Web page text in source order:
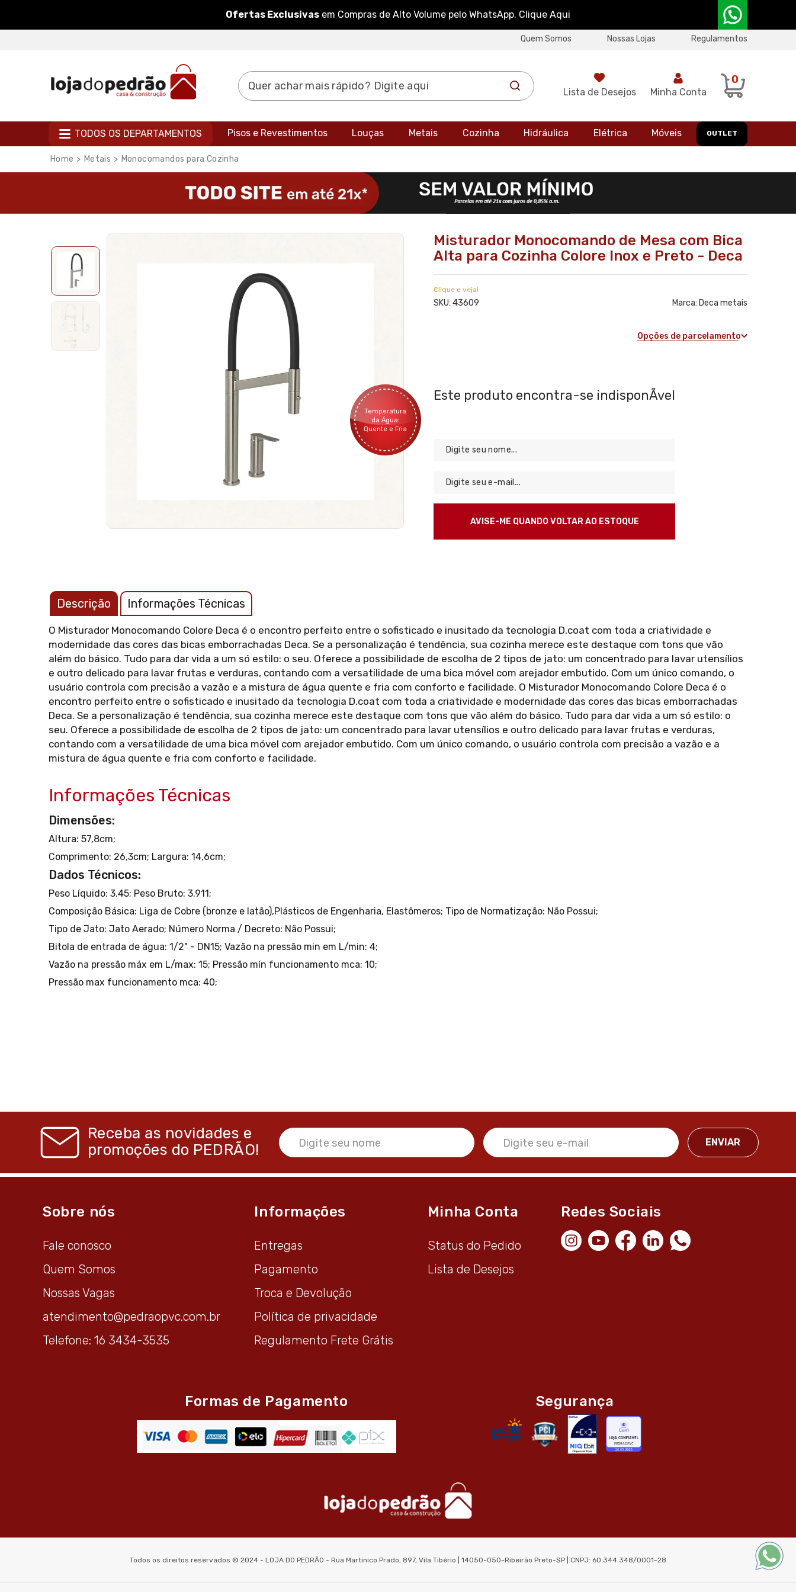
Ofertas Exclusivas em Compras de Alto Volume pelo WhatsApp. Clique Aqui
Quem Somos Nossas Lojas Regulamentos
Lista de Desejos Minha Conta
0
TODOS OS DEPARTAMENTOS OUTLET
Pisos e Revestimentos Louças Metais Cozinha Hidráulica Elétrica Móveis
Metais Monocomandos para Cozinha
Temperatura
da Água:
Quente e Fria
Misturador Monocomando de Mesa com Bica
Alta para Cozinha Colore Inox e Preto - Deca
Clique e veja!
SKU: 43609 Marca: Deca metais
Opções de parcelamento
Descrição Informações Técnicas
O Misturador Monocomando Colore Deca é o encontro perfeito entre o sofisticado e inusitado da tecnologia D.coat com toda a criatividade e
modernidade das cores das bicas emborrachadas Deca. Se a personalização é tendência, sua cozinha merece este destaque com tons que vão
além do básico. Tudo para dar vida a um só estilo: o seu. Oferece a possibilidade de escolha de 2 tipos de jato: um concentrado para lavar utensílios
e outro delicado para lavar frutas e verduras, contando com a versatilidade de uma bica móvel com arejador embutido. Com um único comando, o
usuário controla com precisão a vazão e a mistura de água quente e fria com conforto e facilidade. O Misturador Monocomando Colore Deca é o
encontro perfeito entre o sofisticado e inusitado da tecnologia D.coat com toda a criatividade e modernidade das cores das bicas emborrachadas
Deca. Se a personalização é tendência, sua cozinha merece este destaque com tons que vão além do básico. Tudo para dar vida a um só estilo: o
seu. Oferece a possibilidade de escolha de 2 tipos de jato: um concentrado para lavar utensílios e outro delicado para lavar frutas e verduras,
contando com a versatilidade de uma bica móvel com arejador embutido. Com um único comando, o usuário controla com precisão a vazão e a
mistura de água quente e fria com conforto e facilidade.
Informações Técnicas
Dimensões:
Altura: 57,8cm;
Comprimento: 26,3cm; Largura: 14,6cm;
Dados Técnicos:
Peso Líquido: 3.45; Peso Bruto: 3.911;
Composição Básica: Liga de Cobre (bronze e latão),Plásticos de Engenharia, Elastômeros; Tipo de Normatização: Não Possui;
Tipo de Jato: Jato Aerado; Número Norma / Decreto: Não Possui;
Bitola de entrada de água: 1/2" - DN15; Vazão na pressão min em L/min: 4;
Vazão na pressão máx em L/max: 15; Pressão mín funcionamento mca: 10;
Pressão max funcionamento mca: 40;
Receba as novidades e
promoções do PEDRÃO!
Sobre nós
Fale conosco
Quem Somos
Nossas Vagas
atendimento@pedraopvc.com.br
Telefone: 16 3434-3535
Informações
Entregas
Pagamento
Troca e Devolução
Política de privacidade
Regulamento Frete Grátis
Minha Conta
Status do Pedido
Lista de Desejos
Redes Sociais
Formas de Pagamento Segurança
Todos os direitos reservados © 2024 - LOJA DO PEDRÃO - Rua Martinico Prado, 897, Vila Tibério | 14050-050-Ribeirão Preto-SP | CNPJ: 60.344.348/0001-28